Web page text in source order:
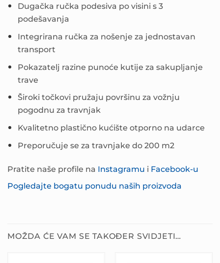
Dugačka ručka podesiva po visini s 3
podešavanja
Integrirana ručka za nošenje za jednostavan
transport
Pokazatelj razine punoće kutije za sakupljanje
trave
Široki točkovi pružaju površinu za vožnju
pogodnu za travnjak
Kvalitetno plastično kućište otporno na udarce
Preporučuje se za travnjake do 200 m2
Pratite naše profile na Instagramu i Facebook-u
Pogledajte bogatu ponudu naših proizvoda
MOŽDA ĆE VAM SE TAKOĐER SVIDJETI…